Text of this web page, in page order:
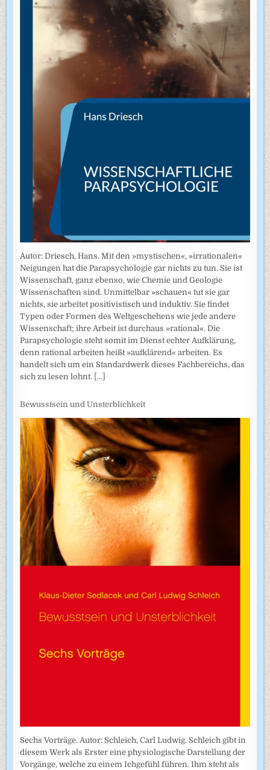
Autor: Driesch, Hans. Mit den »mystischen«, »irrationalen«
Neigungen hat die Parapsychologie gar nichts zu tun. Sie ist
Wissenschaft, ganz ebenso, wie Chemie und Geologie
Wissenschaften sind. Unmittelbar »schauen« tut sie gar
nichts, sie arbeitet positivistisch und induktiv. Sie findet
Typen oder Formen des Weltgeschehens wie jede andere
Wissenschaft; ihre Arbeit ist durchaus »rational«. Die
Parapsychologie steht somit im Dienst echter Aufklärung,
denn rational arbeiten heißt »aufklärend« arbeiten. Es
handelt sich um ein Standardwerk dieses Fachbereichs, das
sich zu lesen lohnt. [...]
Bewusstsein und Unsterblichkeit
Sechs Vorträge. Autor: Schleich, Carl Ludwig. Schleich gibt in
diesem Werk als Erster eine physiologische Darstellung der
Vorgänge, welche zu einem Ichgefühl führen. Ihm steht als